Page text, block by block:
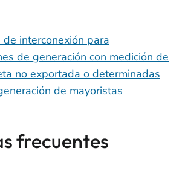
interconexión para
de generación con medición de
no exportada o determinadas
de mayoristas
frecuentes